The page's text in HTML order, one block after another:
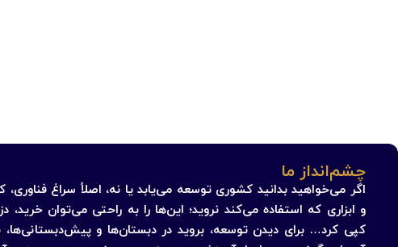
چشم‌انداز ما
اگر می‌خواهید بدانید کشوری توسعه می‌یابد یا نه، اصلاً سراغ فناوری،
و ابزاری که استفاده می‌کند نروید؛ این‌ها را به راحتی می‌توان خرید،
کپی کرد… برای دیدن توسعه، بروید در دبستان‌ها و پیش‌دبستانی‌ها،